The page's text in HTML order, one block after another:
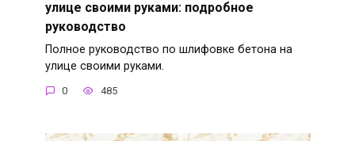
улице своими руками: подробное
руководство
Полное руководство по шлифовке бетона на
улице своими руками.
0 485